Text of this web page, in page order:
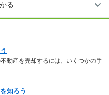
る
動産を売却するには、いくつかの手
知ろう